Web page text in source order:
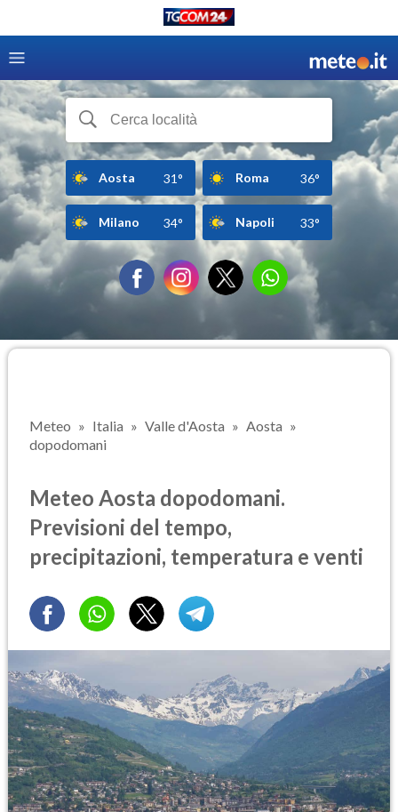
Aosta 31° Roma 36°
Milano 34° Napoli 33°
Meteo Italia Valle d'Aosta
Aosta
dopodomani
Meteo Aosta dopodomani.
Previsioni del tempo,
precipitazioni, temperatura e venti